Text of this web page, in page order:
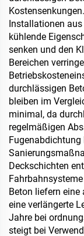
Installationen
kühlende
senken und den
Bereichen
durchlässigen
bleiben im
minimal, da
regelmäßigen
Deckschichten
Beton liefern
eine verlängerte
Jahre bei
steigt bei